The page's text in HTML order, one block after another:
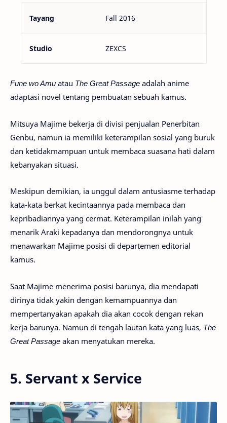
Tayang Fall 2016
Studio ZEXCS
Fune wo Amu atau The Great Passage adalah anime
adaptasi novel tentang pembuatan sebuah kamus.
Mitsuya Majime bekerja di divisi penjualan Penerbitan
Genbu, namun ia memiliki keterampilan sosial yang buruk
dan ketidakmampuan untuk membaca suasana hati dalam
kebanyakan situasi.
Meskipun demikian, ia unggul dalam antusiasme terhadap
kata-kata berkat kecintaannya pada membaca dan
kepribadiannya yang cermat. Keterampilan inilah yang
menarik Araki kepadanya dan mendorongnya untuk
menawarkan Majime posisi di departemen editorial
kamus.
Saat Majime menerima posisi barunya, dia mendapati
dirinya tidak yakin dengan kemampuannya dan
mempertanyakan apakah dia akan cocok dengan rekan
kerja barunya. Namun di tengah lautan kata yang luas, The
Great Passage akan menyatukan mereka.
5. Servant x Service